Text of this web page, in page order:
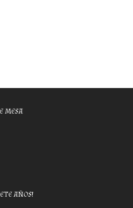
MESA
AÑOS!